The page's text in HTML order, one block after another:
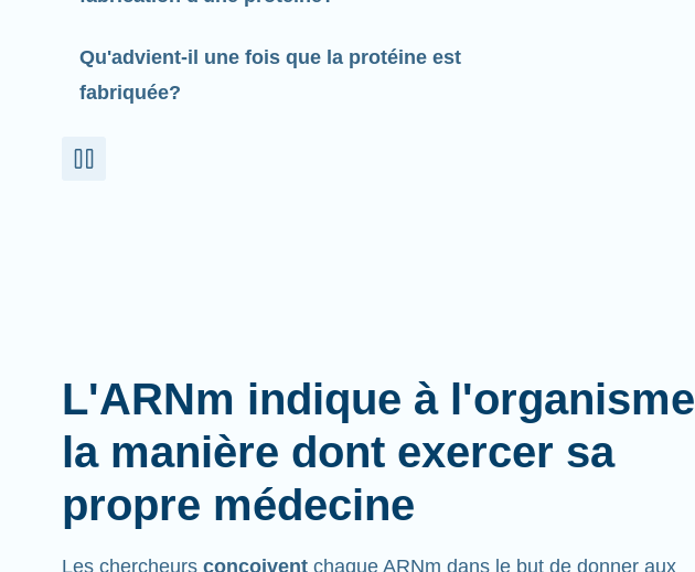
Qu'advient-il une fois que la protéine est
fabriquée?
L'ARNm indique à l'organisme
la manière dont exercer sa
propre médecine
Les chercheurs conçoivent chaque ARNm dans le but de donner aux